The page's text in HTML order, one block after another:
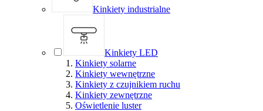
Kinkiety industrialne
Kinkiety LED
Kinkiety solarne
Kinkiety wewnętrzne
Kinkiety z czujnikiem ruchu
Kinkiety zewnętrzne
Oświetlenie luster